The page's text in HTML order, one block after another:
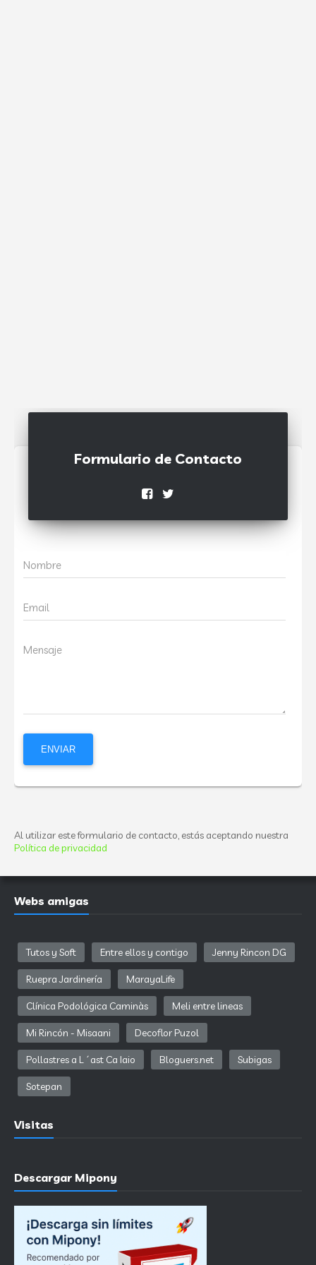
Formulario de Contacto
Nombre
Email
Mensaje
Al utilizar este formulario de contacto, estás aceptando nuestra
Política de privacidad
Webs amigas
Tutos y Soft Entre ellos y contigo Jenny Rincon DG
Ruepra Jardinería MarayaLife
Clínica Podológica Caminàs Meli entre lineas
Mi Rincón - Misaani Decoflor Puzol
Pollastres a L´ast Ca Iaio Bloguers.net Subigas
Sotepan
Visitas
Descargar Mipony